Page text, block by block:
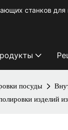
станков для
посуды
изделий